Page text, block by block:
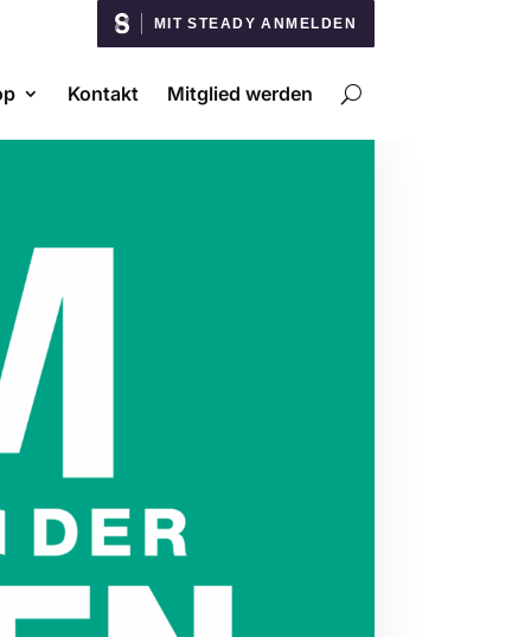
MIT STEADY ANMELDEN
Kontakt Mitglied werden